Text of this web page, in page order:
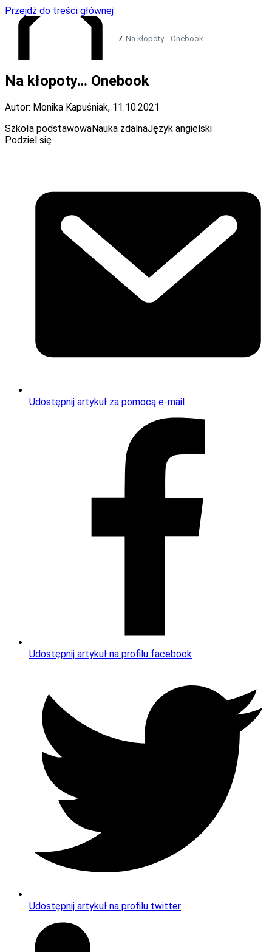
Przejdź do treści głównej
Na kłopoty… Onebook
Na kłopoty… Onebook
Autor: Monika Kapuśniak, 11.10.2021
Szkoła podstawowaNauka zdalnaJęzyk angielski
Podziel się
Udostępnij artykuł za pomocą e-mail
Udostępnij artykuł na profilu facebook
Udostępnij artykuł na profilu twitter